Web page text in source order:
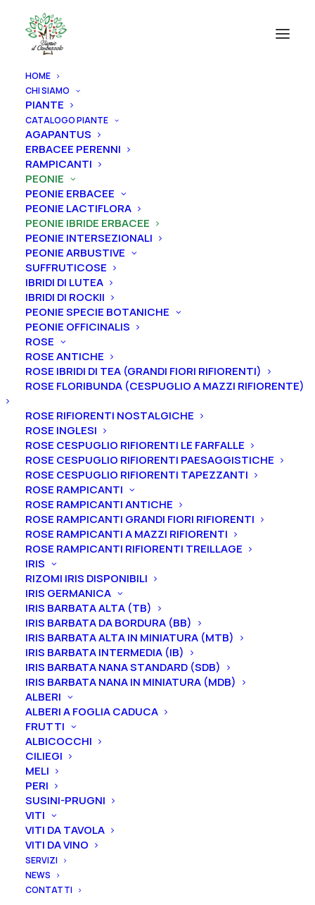
HOME
CHI SIAMO
PIANTE
CATALOGO PIANTE
AGAPANTUS
ERBACEE PERENNI
RAMPICANTI
PEONIE
PEONIE ERBACEE
PEONIE LACTIFLORA
PEONIE IBRIDE ERBACEE
PEONIE INTERSEZIONALI
PEONIE ARBUSTIVE
SUFFRUTICOSE
IBRIDI DI LUTEA
IBRIDI DI ROCKII
PEONIE SPECIE BOTANICHE
PEONIE OFFICINALIS
ROSE
ROSE ANTICHE
ROSE IBRIDI DI TEA (GRANDI FIORI RIFIORENTI)
ROSE FLORIBUNDA (CESPUGLIO A MAZZI RIFIORENTE)
ROSE RIFIORENTI NOSTALGICHE
ROSE INGLESI
ROSE CESPUGLIO RIFIORENTI LE FARFALLE
ROSE CESPUGLIO RIFIORENTI PAESAGGISTICHE
ROSE CESPUGLIO RIFIORENTI TAPEZZANTI
ROSE RAMPICANTI
ROSE RAMPICANTI ANTICHE
ROSE RAMPICANTI GRANDI FIORI RIFIORENTI
ROSE RAMPICANTI A MAZZI RIFIORENTI
ROSE RAMPICANTI RIFIORENTI TREILLAGE
IRIS
RIZOMI IRIS DISPONIBILI
IRIS GERMANICA
IRIS BARBATA ALTA (TB)
IRIS BARBATA DA BORDURA (BB)
IRIS BARBATA ALTA IN MINIATURA (MTB)
IRIS BARBATA INTERMEDIA (IB)
IRIS BARBATA NANA STANDARD (SDB)
IRIS BARBATA NANA IN MINIATURA (MDB)
ALBERI
ALBERI A FOGLIA CADUCA
FRUTTI
ALBICOCCHI
CILIEGI
MELI
PERI
SUSINI-PRUGNI
VITI
VITI DA TAVOLA
VITI DA VINO
SERVIZI
NEWS
CONTATTI
Home Peonie
Peonie ibride erbacee
Peonia ibrida erbacea
“Estrellia”
45,00€
La peonia ibrida erbacea “Estrellia” ha un fiore
semidoppio di color rosso scuro, ottimo per il reciso.
profumo è assentee lafioritura è intermedia.
Ti ricordiamo che le nostre peonie vengono
vendute in vaso, con un apparato radicale ben
affrancato e differente in base alla dimensione della
pianta.
2-3 gemme equivale ad un vaso 16/18/20 cm
3-5 gemme equivale ad un vaso 22/24/26 cm
Gemme
Peonia
ibrida
erbacea
"Estrellia"
quantità
Ordina subito questo prodotto!
Puoi acquistare ora questo prodotto contattandoci e
indicando la dimensione del vaso desiderata e la